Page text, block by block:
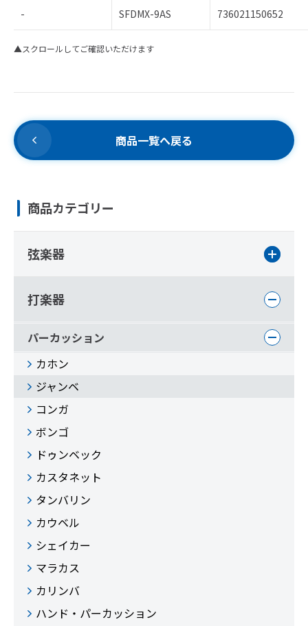
- SFDMX-9AS 736021150652
▲スクロールしてご確認いただけます
商品一覧へ戻る
商品カテゴリー
弦楽器
打楽器
パーカッション
カホン
ジャンベ
コンガ
ボンゴ
ドゥンベック
カスタネット
タンバリン
カウベル
シェイカー
マラカス
カリンバ
ハンド・パーカッション